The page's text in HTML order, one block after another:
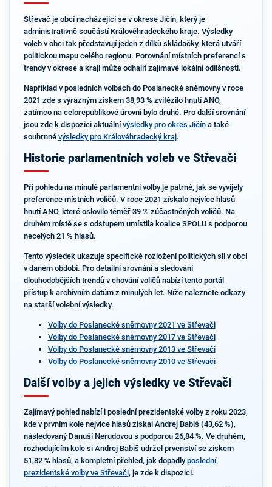
Střevač je obcí nacházející se v okrese Jičín, který je
administrativně součástí Královéhradeckého kraje. Výsledky
voleb v obci tak představují jeden z dílků skládačky, která utváří
politickou mapu celého regionu. Porovnání místních preferencí s
trendy v okrese a kraji může odhalit zajímavé lokální odlišnosti.
Například v posledních volbách do Poslanecké sněmovny v roce
2021 zde s výrazným ziskem 38,93 % zvítězilo hnutí ANO,
zatímco na celorepublikové úrovni bylo druhé. Pro další srovnání
jsou zde k dispozici aktuálnívýsledky pro okres Jičína také
souhrnné výsledky pro Královéhradecký kraj.
Historie parlamentních voleb ve Střevači
Při pohledu na minulé parlamentní volby je patrné, jak se vyvíjely
preference místních voličů. V roce 2021 získalo nejvíce hlasů
hnutí ANO, které oslovilo téměř 39 % zúčastněných voličů. Na
druhém místě se s odstupem umístila koalice SPOLU s podporou
necelých 21 % hlasů.
Tento výsledek ukazuje specifické rozložení politických sil v obci
v daném období. Pro detailní srovnání a sledování
dlouhodobějších trendů v chování voličů nabízí tento portál
přístup k archivním datům z minulých let. Níže naleznete odkazy
na starší volební výsledky.
Volby do Poslanecké sněmovny 2021 ve Střevači
Volby do Poslanecké sněmovny 2017 ve Střevači
Volby do Poslanecké sněmovny 2013 ve Střevači
Volby do Poslanecké sněmovny 2010 ve Střevači
Další volby a jejich výsledky ve Střevači
Zajímavý pohled nabízí i poslední prezidentské volby z roku 2023,
kde v prvním kole nejvíce hlasů získal Andrej Babiš (43,62 %),
následovaný Danuší Nerudovou s podporou 26,84 %. Ve druhém,
rozhodujícím kole si Andrej Babiš udržel prvenství se ziskem
51,82 % hlasů, a kompletní přehled, jak dopadly poslední
prezidentské volby ve Střevači, je zde k dispozici.